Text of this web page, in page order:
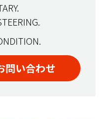
問い合わせ